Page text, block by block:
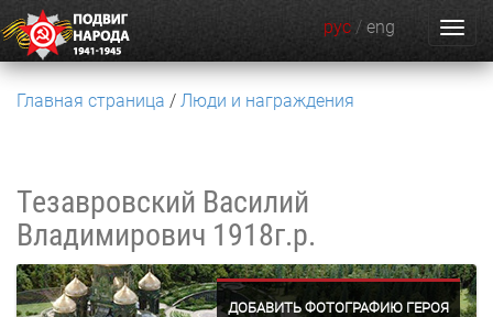
рус / eng
Главная страница Люди и награждения
Тезавровский Василий
Владимирович 1918г.р.
ДОБАВИТЬ ФОТОГРАФИЮ ГЕРОЯ